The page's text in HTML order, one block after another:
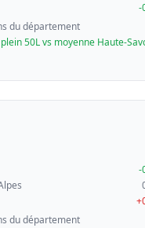
-
du département
50L vs moyenne Haute-
-
du département